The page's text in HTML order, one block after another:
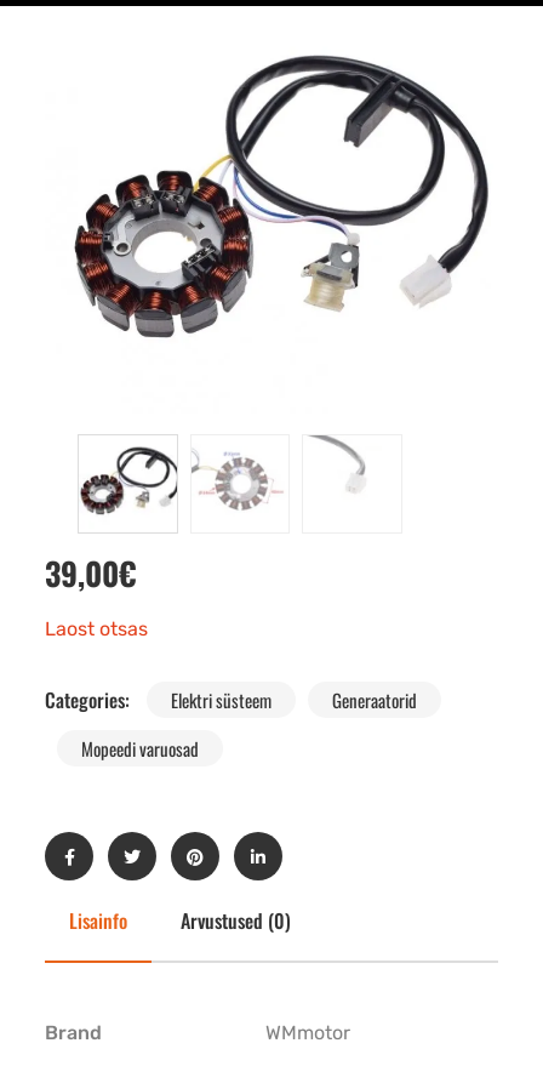
39,00€
Laost otsas
Categories: Elektri süsteem
Generaatorid
Mopeedi varuosad
Lisainfo Arvustused (0)
Brand WMmotor